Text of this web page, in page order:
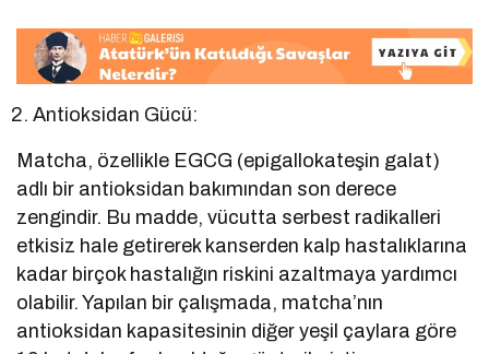
Antioksidan Gücü:
Matcha, özellikle EGCG (epigallokateşin galat)
adlı bir antioksidan bakımından son derece
zengindir. Bu madde, vücutta serbest radikalleri
etkisiz hale getirerek kanserden kalp hastalıklarına
kadar birçok hastalığın riskini azaltmaya yardımcı
olabilir. Yapılan bir çalışmada, matcha’nın
antioksidan kapasitesinin diğer yeşil çaylara göre